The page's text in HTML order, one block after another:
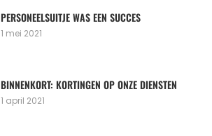
PERSONEELSUITJE WAS EEN SUCCES
1 mei 2021
BINNENKORT: KORTINGEN OP ONZE DIENSTEN
1 april 2021